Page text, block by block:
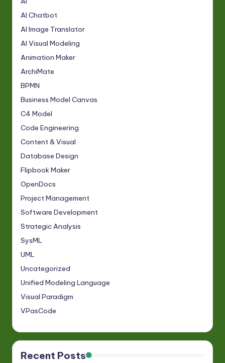
AI Chatbot
AI Image Translator
AI Visual Modeling
Animation Maker
ArchiMate
BPMN
Business Model Canvas
C4 Model
Code Engineering
Content & Visual
Database Design
Flipbook Maker
OpenDocs
Project Management
Software Development
Strategic Analysis
SysML
UML
Uncategorized
Unified Modeling Language
Visual Paradigm
VPasCode
Recent Posts